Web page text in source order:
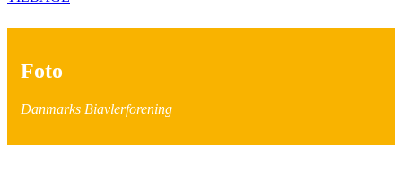
Foto
Danmarks Biavlerforening